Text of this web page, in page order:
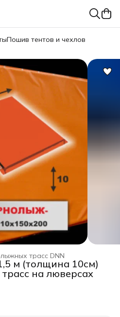
Пошив тентов и чехлов
трасс DNN
м (толщина 10см)
на люверсах